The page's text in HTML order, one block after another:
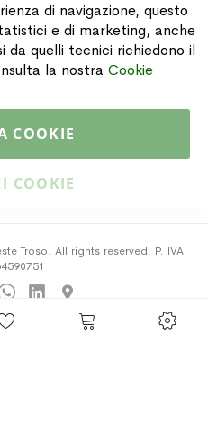
Troso. All rights reserved. P. IVA
Cookie Policy
di navigazione, questo
e di marketing, anche
da quelli tecnici richiedono il
la nostra Cookie
COOKIE
COOKIE